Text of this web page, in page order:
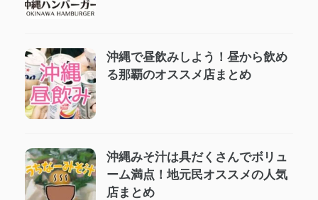
沖縄で昼飲みしよう！昼から飲め
る那覇のオススメ店まとめ
沖縄みそ汁は具だくさんでボリュ
ーム満点！地元民オススメの人気
店まとめ